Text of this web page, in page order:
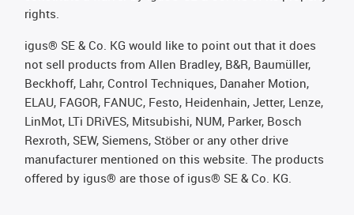
rights.
igus® SE & Co. KG would like to point out that it does
not sell products from Allen Bradley, B&R, Baumüller,
Beckhoff, Lahr, Control Techniques, Danaher Motion,
ELAU, FAGOR, FANUC, Festo, Heidenhain, Jetter, Lenze,
LinMot, LTi DRiVES, Mitsubishi, NUM, Parker, Bosch
Rexroth, SEW, Siemens, Stöber or any other drive
manufacturer mentioned on this website. The products
offered by igus® are those of igus® SE & Co. KG.